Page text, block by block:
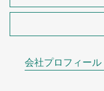
会社プロフィール